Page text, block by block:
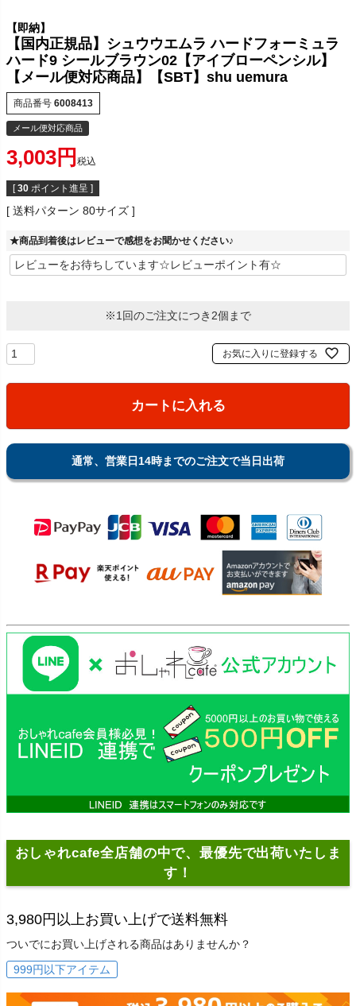
【即納】
【国内正規品】シュウウエムラ ハードフォーミュラ
ハード9 シールブラウン02【アイブローペンシル】
【メール便対応商品】【SBT】shu uemura
商品番号 6008413
メール便対応商品
3,003 税込
[ 30 ポイント進呈 ]
送料パターン 80サイズ
★商品到着後はレビューで感想をお聞かせください♪
※1回のご注文につき2個まで
お気に入りに登録する
カートに入れる
通常、営業日14時までのご注文で当日出荷
おしゃれcafe全店舗の中で、最優先で出荷いたしま
す！
3,980円以上お買い上げで送料無料
ついでにお買い上げされる商品はありませんか？
999円以下アイテム